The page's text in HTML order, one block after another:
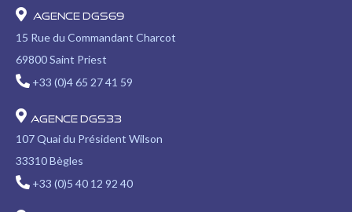
opens
in
new
window
opens
in
new
window
opens
in
new
window
opens
in
new
window
opens
in
window
opensopens
Agence DGS69
15 Rue du Commandant Charcot
69800 Saint Priest
+33 (0)4 65 27 41 59
Agence DGS33
107 Quai du Président Wilson
33310 Bègles
+33 (0)5 40 12 92 40